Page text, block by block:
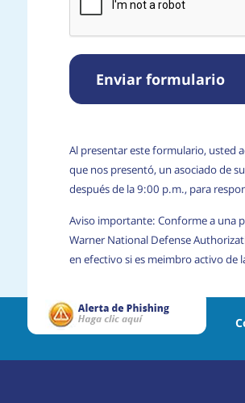
Enviar formulario
Al presentar este formulario, usted
que nos presentó, un asociado de
después de la 9:00 p.m., para
Aviso importante: Conforme a una
Warner National Defense
en efectivo si es meimbro activo de